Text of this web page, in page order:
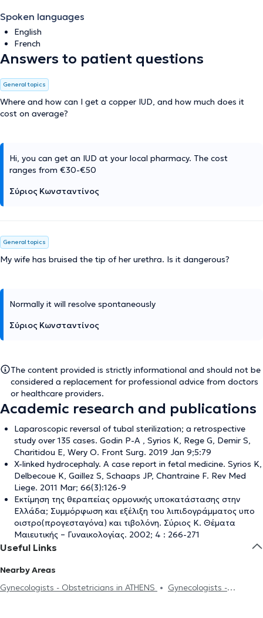
Spoken languages
English
French
Answers to patient questions
General topics
Where and how can I get a copper IUD, and how much does it
cost on average?
Hi, you can get an IUD at your local pharmacy. The cost
ranges from €30-€50
Σύριος Κωνσταντίνος
General topics
My wife has bruised the tip of her urethra. Is it dangerous?
Normally it will resolve spontaneously
Σύριος Κωνσταντίνος
The content provided is strictly informational and should not be
considered a replacement for professional advice from doctors
or healthcare providers.
Academic research and publications
Laparoscopic reversal of tubal sterilization; a retrospective
study over 135 cases. Godin P-A , Syrios K, Rege G, Demir S,
Charitidou E, Wery O. Front Surg. 2019 Jan 9;5:79
X-linked hydrocephaly. A case report in fetal medicine. Syrios K,
Delbecoue K, Gaillez S, Schaaps JP, Chantraine F. Rev Med
Liege. 2011 Mar; 66(3):126-9
Εκτίμηση της θεραπείας ορμονικής υποκατάστασης στην
Ελλάδα; Συμμόρφωση και εξέλιξη του λιπιδογράμματος υπο
οιστρο(προγεσταγόνα) και τιβολόνη. Σύριος Κ. Θέματα
Μαιευτικής – Γυναικολογίας. 2002; 4 : 266-271
Useful Links
Nearby Areas
Gynecologists - Obstetricians in ATHENS
Gynecologists -